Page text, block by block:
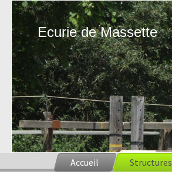
Ecurie de Massette
Accueil Structures